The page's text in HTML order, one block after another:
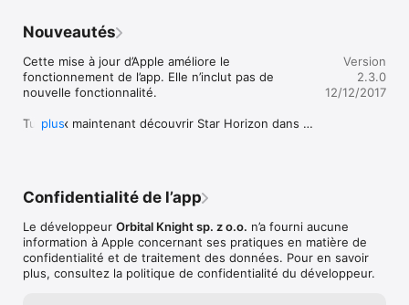
votre manette (les joysticks virtuels ? Beurk !)
• Sauvez vos amis ou obéissez aux ordres, vos décisions
auront une influence sur la suite de l'histoire.
vos armes avec la devise du jeu (pas d'achat en jeu !) pour
• Découvrez une large variété de vaisseaux spatiaux et de
flottes
• Utilisez vos compétences pour débloquer des réalisations
• Prise en charge des manettes de jeu
John ne se bat pas pour la fierté, l'honneur ou pour accumuler
les victimes. Du moins plus maintenant. Il se bat seulement
Nouveautés
Cette mise à jour d’Apple améliore le
fonctionnement de l’app. Elle n’inclut pas de
nouvelle fonctionnalité.
Tu peux maintenant découvrir Star Horizon dans
plus
Version
2.3.0
12/12/2017
Confidentialité de l’app
Le développeur Orbital Knight sp. z o.o. n’a fourni aucune
information à Apple concernant ses pratiques en matière de
confidentialité et de traitement des données. Pour en savoir
plus, consultez la politique de confidentialité du développeur.